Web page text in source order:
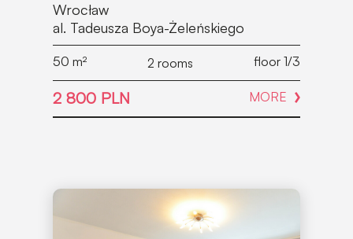
Wrocław
al. Tadeusza Boya-Żeleńskiego
50 m² 2 rooms floor 1/3
2 800 PLN MORE